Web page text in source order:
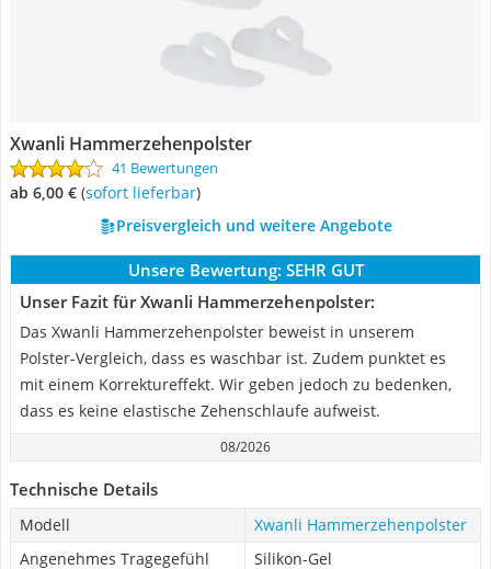
Xwanli Hammerzehenpolster
41 Bewertungen
ab 6,00 € ( Sofort lieferbar)
Preisvergleich und weitere Angebote
Unsere Bewertung: SEHR GUT
Unser Fazit für Xwanli Hammerzehenpolster:
Das Xwanli Hammerzehenpolster beweist in unserem
Polster-Vergleich, dass es waschbar ist. Zudem punktet es
mit einem Korrektureffekt. Wir geben jedoch zu bedenken,
dass es keine elastische Zehenschlaufe aufweist.
08/2026
Technische Details
Modell
Xwanli Hammerzehenpolster
Angenehmes Tragegefühl
Silikon-Gel